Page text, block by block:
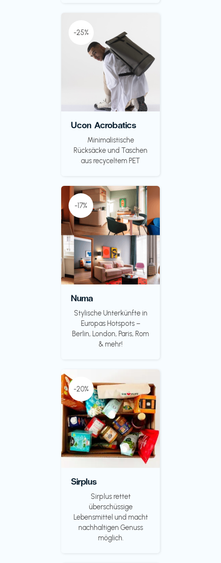
-25%
Ucon Acrobatics
Minimalistische
Rücksäcke und Taschen
aus recyceltem PET
-17%
Numa
Stylische Unterkünfte in
Europas Hotspots –
Berlin, London, Paris, Rom
& mehr!
-20%
Sirplus
Sirplus rettet
überschüssige
Lebensmittel und macht
nachhaltigen Genuss
möglich.